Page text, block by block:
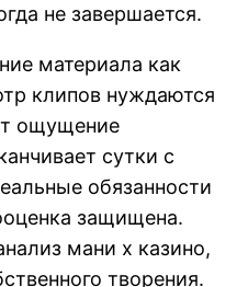
не завершается.
материала как
клипов нуждаются
ощущение
сутки с
обязанности
защищена.
мани х казино,
творения.